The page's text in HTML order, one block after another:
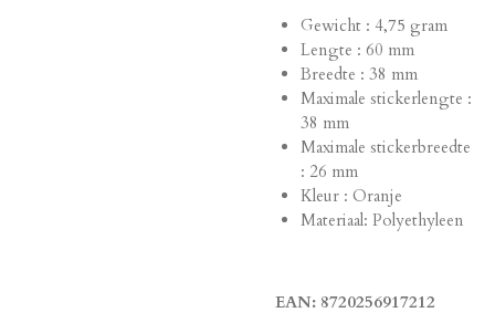
Gewicht : 4,75 gram
Lengte : 60 mm
Breedte : 38 mm
Maximale stickerlengte :
38 mm
Maximale stickerbreedte
: 26 mm
Kleur : Oranje
Materiaal: Polyethyleen
EAN: 8720256917212